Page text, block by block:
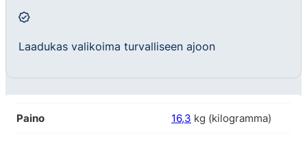
Laadukas valikoima turvalliseen ajoon
Paino 16,3 kg (kilogramma)